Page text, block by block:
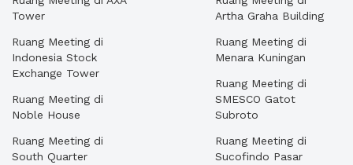
Tower
Ruang Meeting di
Indonesia Stock
Exchange Tower
Ruang Meeting di
Noble House
Ruang Meeting di
South Quarter
Artha Graha Building
Ruang Meeting di
Menara Kuningan
Ruang Meeting di
SMESCO Gatot
Subroto
Ruang Meeting di
Sucofindo Pasar